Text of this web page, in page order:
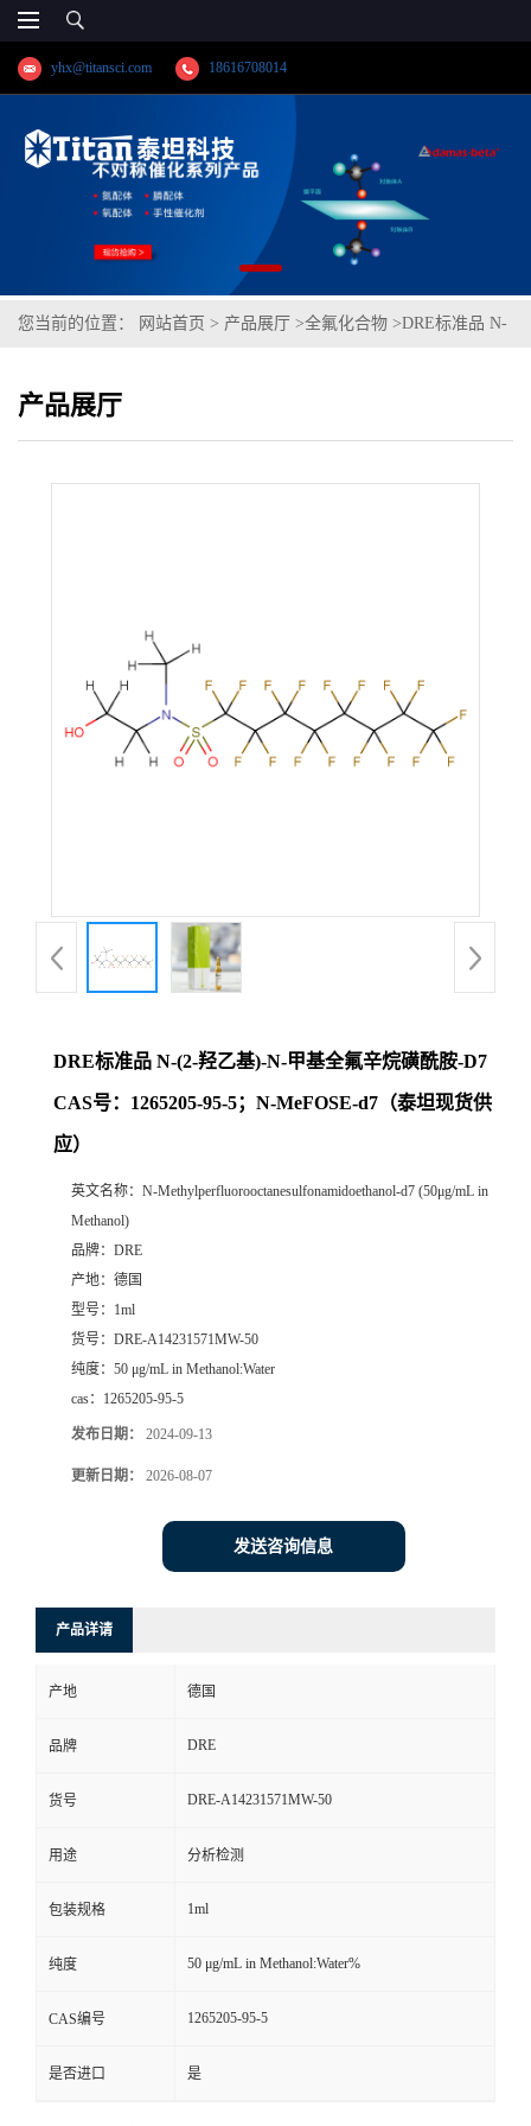
yhx@titansci.com 18616708014
您当前的位置： 网站首页 > 产品展厅 >全氟化合物 >DRE标准品 N-
MeFOSE-d7（泰坦现货供应）
产品展厅
DRE标准品 N-(2-羟乙基)-N-甲基全氟辛烷磺酰胺-D7
CAS号：1265205-95-5；N-MeFOSE-d7（泰坦现货供
应）
英文名称： N-Methylperfluorooctanesulfonamidoethanol-d7 (50μg/mL in
Methanol)
品牌： DRE
产地： 德国
型号： 1ml
货号： DRE-A14231571MW-50
纯度： 50 μg/mL in Methanol:Water
cas： 1265205-95-5
发布日期： 2024-09-13
更新日期： 2026-08-07
发送咨询信息
产品详请
产地 德国
品牌 DRE
货号 DRE-A14231571MW-50
用途 分析检测
包装规格 1ml
纯度 50 μg/mL in Methanol:Water%
CAS编号 1265205-95-5
是否进口 是